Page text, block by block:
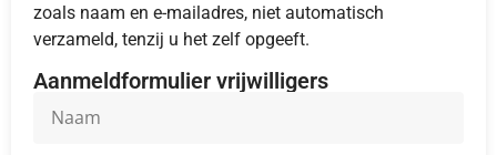
zoals naam en e-mailadres, niet automatisch
verzameld, tenzij u het zelf opgeeft.
Aanmeldformulier vrijwilligers